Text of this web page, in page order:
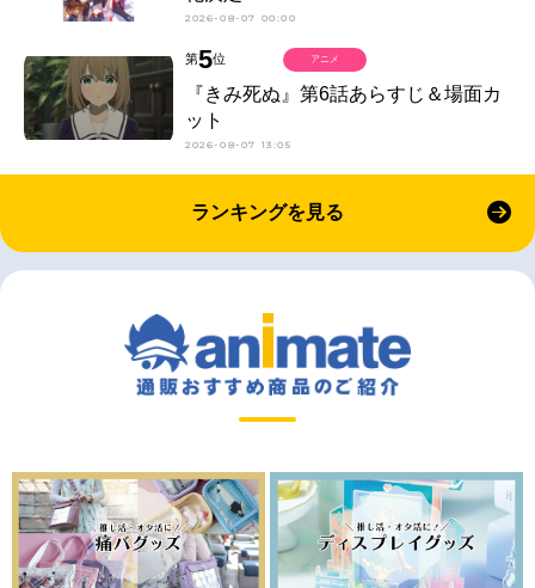
2026-08-07 00:00
第5位
『きみ死ぬ』第6話あらすじ＆場面カ
ット
2026-08-07 13:05
アニメ
ランキングを見る